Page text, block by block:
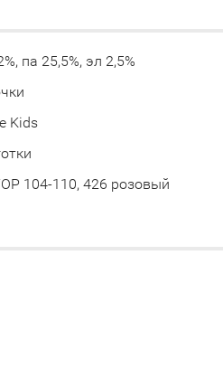
па 25,5%, эл 2,5%
Kids
104-110, 426 розовый